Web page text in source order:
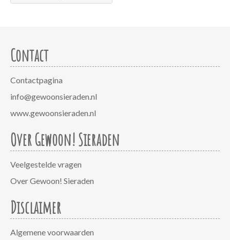
Contact
Contactpagina
info@gewoonsieraden.nl
www.gewoonsieraden.nl
Over Gewoon! Sieraden
Veelgestelde vragen
Over Gewoon! Sieraden
Disclaimer
Algemene voorwaarden